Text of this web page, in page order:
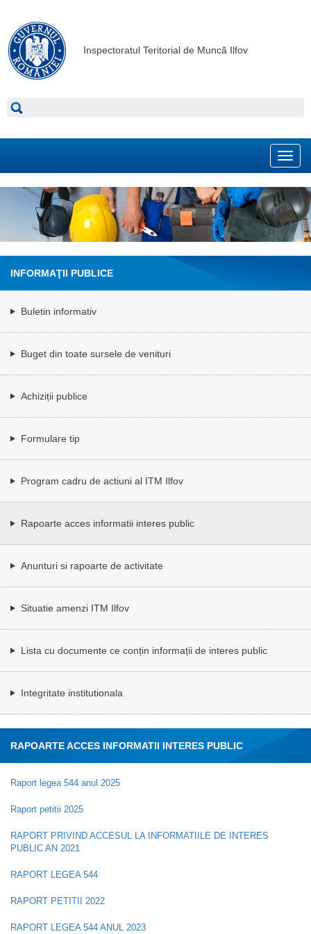
Inspectoratul Teritorial de Muncă Ilfov
INFORMAŢII PUBLICE
Buletin informativ
Buget din toate sursele de venituri
Achiziții publice
Formulare tip
Program cadru de actiuni al ITM Ilfov
Rapoarte acces informatii interes public
Anunturi si rapoarte de activitate
Situatie amenzi ITM Ilfov
Lista cu documente ce conțin informații de interes public
Integritate institutionala
RAPOARTE ACCES INFORMATII INTERES PUBLIC
Raport legea 544 anul 2025
Raport petitii 2025
RAPORT PRIVIND ACCESUL LA INFORMATIILE DE INTERES
PUBLIC AN 2021
RAPORT LEGEA 544
RAPORT PETITII 2022
RAPORT LEGEA 544 ANUL 2023